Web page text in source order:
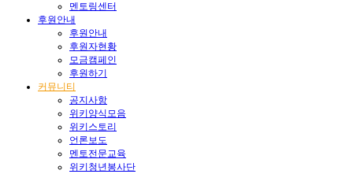
멘토링센터
후원안내
후원안내
후원자현황
모금캠페인
후원하기
커뮤니티
공지사항
위키양식모음
위키스토리
언론보도
멘토전문교육
위키청년봉사단